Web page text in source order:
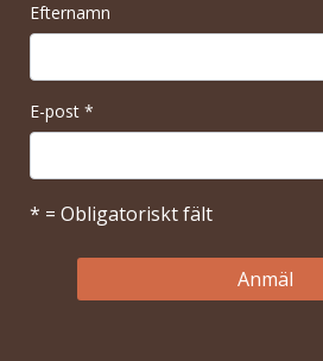
Efternamn
E-post *
* = Obligatoriskt fält